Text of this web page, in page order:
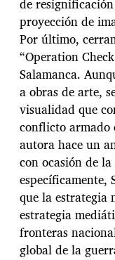
de
proyección de
Por último,
“Operation
Salamanca.
a obras de arte,
visualidad que
conflicto armado
autora hace un
con ocasión de
específicamente,
que la estrategia
estrategia
fronteras
global de la